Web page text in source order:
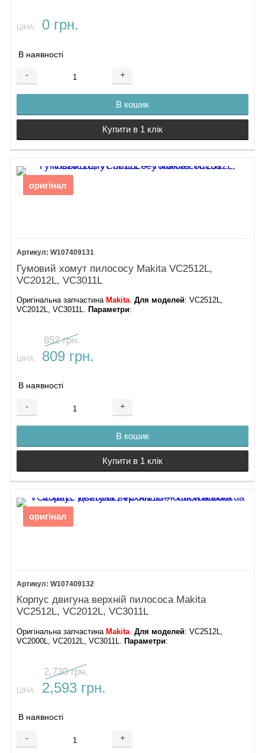
ЦІНА: 0 грн.
В наявності
- +
В кошик
Купити в 1 клік
оригінал
W107409131
Гумовий хомут пилососу Makita VC2512L,
VC2012L, VC3011L
Оригінальна запчастина Makita.Для моделей: VC2512L,
VC2012L, VC3011L. Параметри:
852 грн.
ЦІНА: 809 грн.
В наявності
- +
В кошик
Купити в 1 клік
оригінал
W107409132
Корпус двигуна верхній пилососа Makita
VC2512L, VC2012L, VC3011L
Оригінальна запчастина Makita.Для моделей: VC2512L,
VC2000L, VC2012L, VC3011L. Параметри:
2,730 грн.
ЦІНА: 2,593 грн.
В наявності
- +